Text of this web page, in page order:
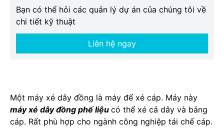
Bạn có thể hỏi các quản lý dự án của chúng tôi về
chi tiết kỹ thuật
Liên hệ ngay
Một máy xé dây đồng là máy để xé cáp. Máy này
máy xé dây đồng phế liệu có thể xé cả dây và bảng
cáp. Rất phù hợp cho ngành công nghiệp tái chế cáp.